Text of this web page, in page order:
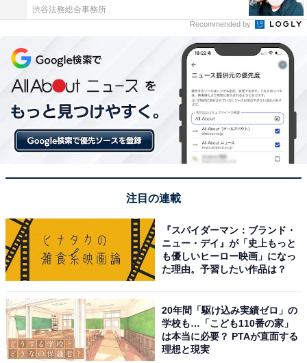
渋谷法務総合事務所
Recommended by
注目の連載
『スパイダーマン：ブランド・
ニュー・デイ』が「史上もっと
も優しいヒーロー映画」になっ
た理由。予習したい作品は？
20年間「駆け込み実績ゼロ」の
学校も…「こども110番の家」
は本当に必要？ PTAが直面する
理想と現実